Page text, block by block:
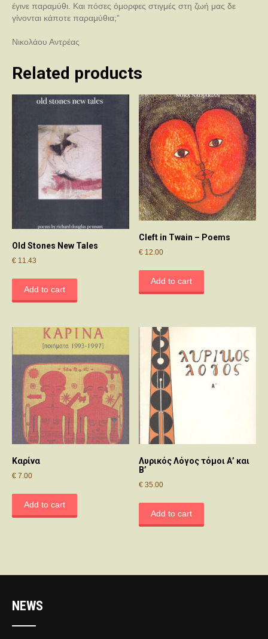
έγινε παραμύθι. Και πόσες όμορφες στιγμές στη ζωή μας δε
γίνονται κάποτε παραμύθια;”
Νικολάου Αντρέας
Related products
Old Stones New Tales
€ 11.43
Add to cart
Cleft in Twain – Poems
€ 12.00
Add to cart
Καρίνα
€ 7.00
Add to cart
Λυρικός Λόγος τόμοι Α’ και
Β’
€ 35.00
Add to cart
NEWS